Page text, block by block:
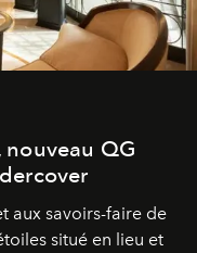
QG
aux savoirs-faire de
situé en lieu et